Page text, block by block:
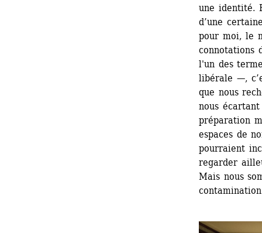
une identité.
d’une
pour moi, le
connotations
l'un des
libérale —,
que nous
nous
préparation
espaces de
pourraient
regarder
Mais nous